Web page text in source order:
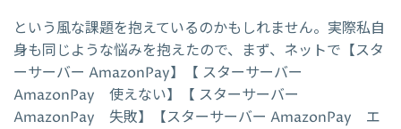
という風な課題を抱えているのかもしれません。実際私自
身も同じような悩みを抱えたので、まず、ネットで【スタ
ーサーバー AmazonPay】【 スターサーバー
AmazonPay 使えない】【 スターサーバー
AmazonPay 失敗】【スターサーバー AmazonPay エ